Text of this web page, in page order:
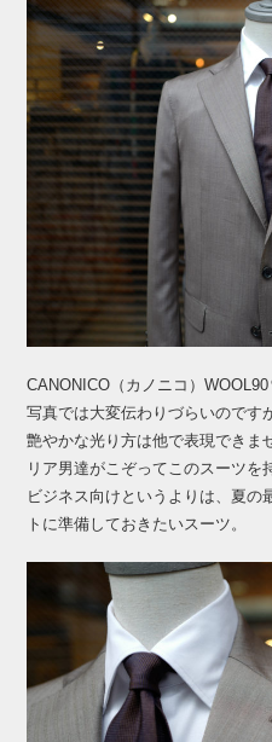
CANONICO（カノニコ）
写真では大変伝わりづらいのです
艶やかな光り方は他で表現できま
リア男達がこぞってこのスーツ
ビジネス向けというよりは、夏の
トに準備しておきたいスーツ。